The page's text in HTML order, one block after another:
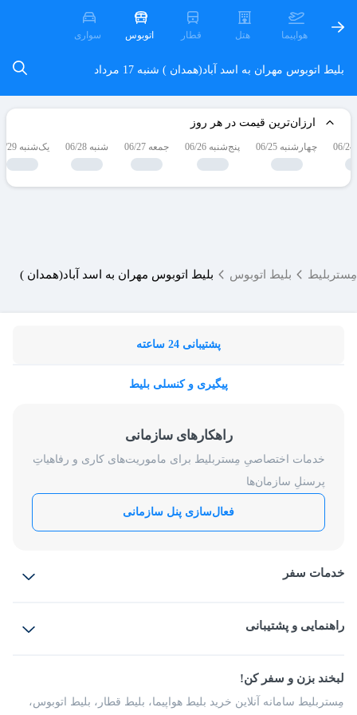
هواپیما هتل قطار اتوبوس سواری
بلیط اتوبوس مهران به اسد آباد(همدان ) شنبه 17 مرداد
ارزان‌ترین قیمت در هر روز
چهارشنبه 06/25 پنج‌شنبه 06/26 جمعه 06/27 شنبه 06/28 یک‌شنبه 06/29
مِستربلیط بلیط اتوبوس بلیط اتوبوس مهران به اسد آباد(همدان )
پشتیبانی 24 ساعته
پیگیری و کنسلی بلیط
راهکارهای سازمانی
خدمات اختصاصیِ مِستربلیط برای ماموریت‌های کاری و رفاهیاتِ
پرسنلِ سازمان‌ها
فعال‌سازی پنل سازمانی
خدمات سفر
بلیط قطار
راهنمایی و پشتیبانی
شرایط و مقررات
راهکار سازمانی
فرصت‌های شغلی
لبخند بزن و سفر کن!
مِستربلیط سامانه آنلاین خرید بلیط هواپیما، بلیط قطار، بلیط اتوبوس،